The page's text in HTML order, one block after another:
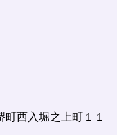
西入堀之上町１１